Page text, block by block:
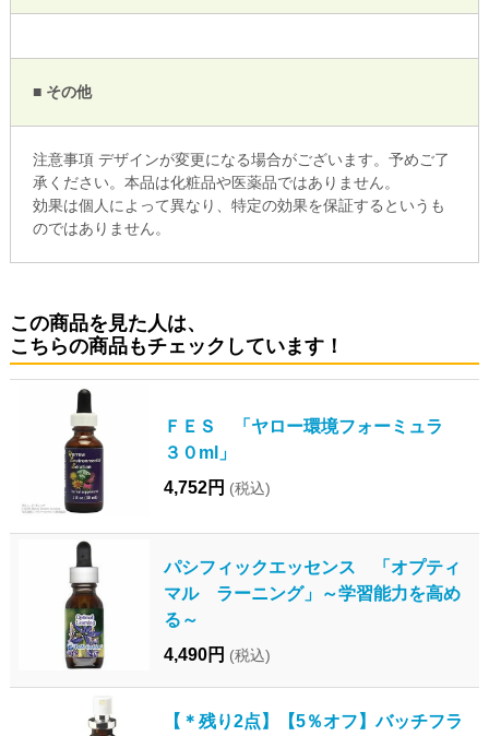
■ その他
注意事項 デザインが変更になる場合がございます。予めご了
承ください。本品は化粧品や医薬品ではありません。
効果は個人によって異なり、特定の効果を保証するというも
のではありません。
この商品を見た人は、
こちらの商品もチェックしています！
ＦＥＳ 「ヤロー環境フォーミュラ
３０ml」
4,752円 (税込)
パシフィックエッセンス 「オプティ
マル ラーニング」～学習能力を高め
る～
4,490円 (税込)
【＊残り2点】【5％オフ】バッチフラ